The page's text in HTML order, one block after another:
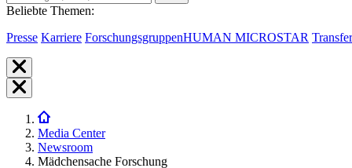
Beliebte Themen:
Presse Karriere ForschungsgruppenHUMAN MICROSTAR Transfer
Media Center
Newsroom
Mädchensache Forschung